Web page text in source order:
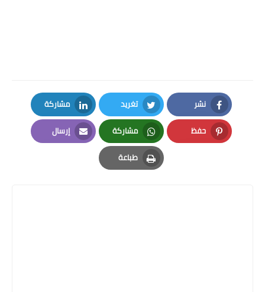
نشر
Facebook
تغريد
Twitter
مشاركة
LinkedIn
حفظ
Pinterest
مشاركة
Whatsapp
إرسال
Email
طباعة
Print